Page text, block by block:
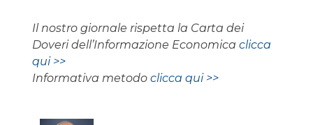
Il nostro giornale rispetta la Carta dei
Doveri dell’Informazione Economica clicca
qui >>
Informativa metodo clicca qui >>